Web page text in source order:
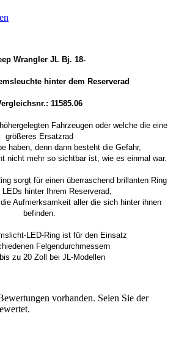
Wrangler JL Bj. 18-
hinter dem Reserverad
11585.06
Fahrzeugen oder welche die eine
größeres Ersatzrad
haben, denn dann besteht die Gefahr,
nicht mehr so ​​sichtbar ist, wie es einmal war.
sorgt für einen überraschend brillanten Ring
hinter Ihrem Reserverad,
Aufmerksamkeit aller die sich hinter ihnen
befinden.
LED-Ring ist für den Einsatz
Felgendurchmessern
zu 20 Zoll bei JL-Modellen
vorhanden. Seien Sie der